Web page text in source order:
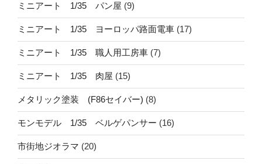
ミニアート 1/35 パン屋 (9)
ミニアート 1/35 ヨーロッパ路面電車 (17)
ミニアート 1/35 職人用工房車 (7)
ミニアート 1/35 肉屋 (15)
メタリック塗装 (F86セイバー) (8)
モンモデル 1/35 ベルゲパンサー (16)
市街地ジオラマ (20)